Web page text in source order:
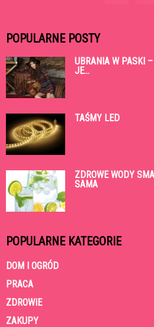
POPULARNE POSTY
UBRANIA W PASKI
JE...
TAŚMY LED
ZDROWE WODY
SAMA
POPULARNE KATEGORIE
DOM I OGRÓD
PRACA
ZDROWIE
ZAKUPY